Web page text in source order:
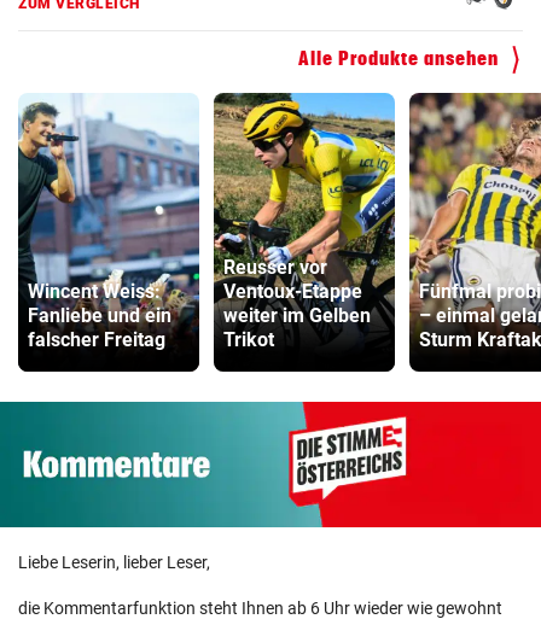
ZUM VERGLEICH
Alle Produkte ansehen
Wincent Weiss:
Fanliebe und ein
falscher Freitag
Reusser vor
Ventoux-Etappe
weiter im Gelben
Trikot
Fünfmal
– einmal
Sturm
Liebe Leserin, lieber Leser,
die Kommentarfunktion steht Ihnen ab 6 Uhr wieder wie gewohnt